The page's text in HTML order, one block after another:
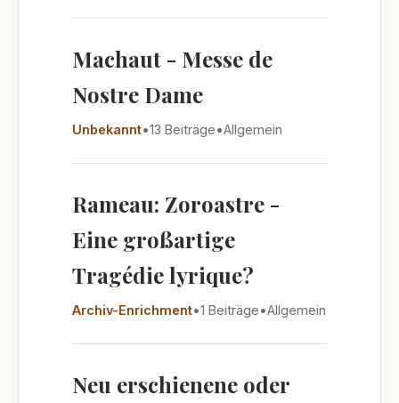
Machaut - Messe de
Nostre Dame
Unbekannt•13 Beiträge•Allgemein
Rameau: Zoroastre -
Eine großartige
Tragédie lyrique?
Archiv-Enrichment•1 Beiträge•Allgemein
Neu erschienene oder